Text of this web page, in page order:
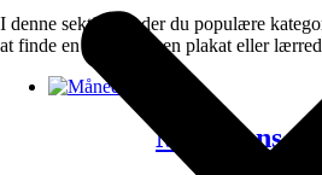
I denne sektion finder du populære
at finde en gave eller en plakat eller
Månedens